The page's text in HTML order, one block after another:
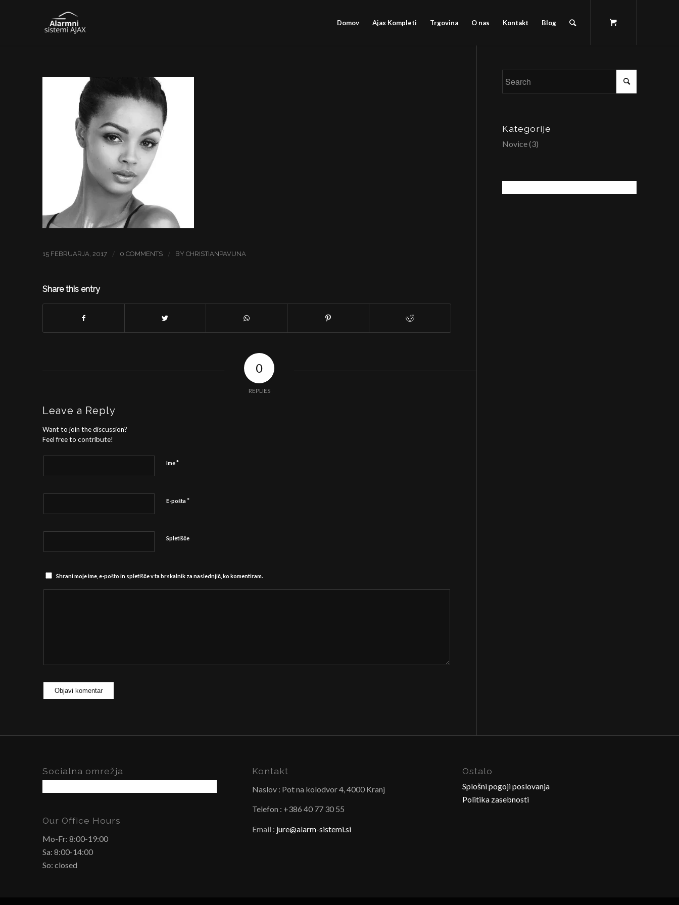
Domov Ajax Kompleti Trgovina O nas Kontakt Blog
15 FEBRUARJA, 2017 / 0 COMMENTS / BY CHRISTIANPAVUNA
Share this entry
0
REPLIES
Leave a Reply
Want to join the discussion?
Feel free to contribute!
Ime*
E-pošta*
Spletišče
Shrani moje ime, e-pošto in spletišče v ta brskalnik za naslednjič, ko komentiram.
Kategorije
Novice(3)
Socialna omrežja
Our Office Hours
Mo-Fr: 8:00-19:00
Sa: 8:00-14:00
So: closed
Kontakt
Naslov : Pot na kolodvor 4, 4000 Kranj
Telefon : +386 40 77 30 55
Email : jure@alarm-sistemi.si
Ostalo
Splošni pogoji poslovanja
Politika zasebnosti